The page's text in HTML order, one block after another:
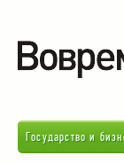
Государство и